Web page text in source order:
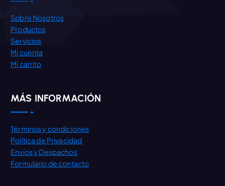
Sobre Nosotros
Productos
Servicios
Mi cuenta
Mi carrito
MÁS INFORMACIÓN
Términos y condiciones
Política de Privacidad
Envíos y Despachos
Formulario de contacto